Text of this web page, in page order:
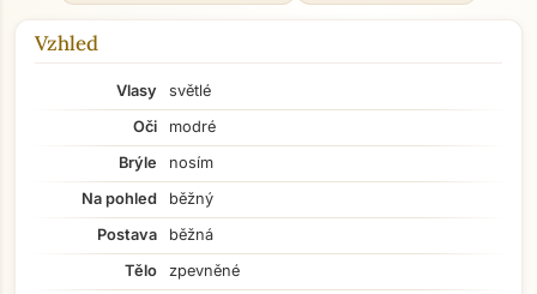
Vzhled
Vlasy
světlé
Oči
modré
Brýle
nosím
Na pohled
běžný
Postava
běžná
Tělo
zpevněné